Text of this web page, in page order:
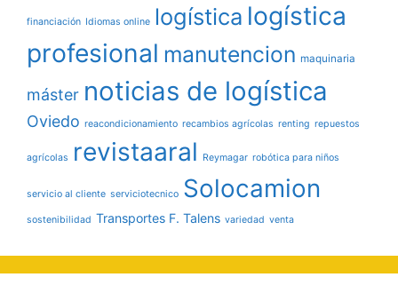
financiación Idiomas online logística logística
profesional manutencion maquinaria
máster noticias de logística
Oviedo reacondicionamiento recambios agrícolas renting repuestos
agrícolas revistaaral Reymagar robótica para niños
servicio al cliente serviciotecnico Solocamion
sostenibilidad Transportes F. Talens variedad venta